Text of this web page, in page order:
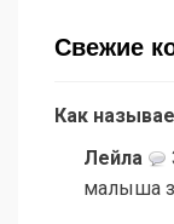
Свежие
Как
Лейла
малыша